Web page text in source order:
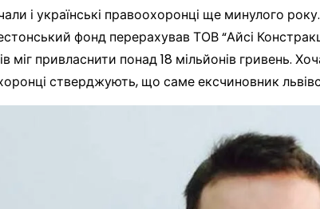
і українські правоохоронці ще минулого
фонд перерахував ТОВ “Айсі
міг привласнити понад 18 мільйонів гривень.
стверджують, що саме ексчиновник